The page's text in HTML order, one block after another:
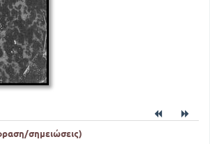
σημειώσεις)